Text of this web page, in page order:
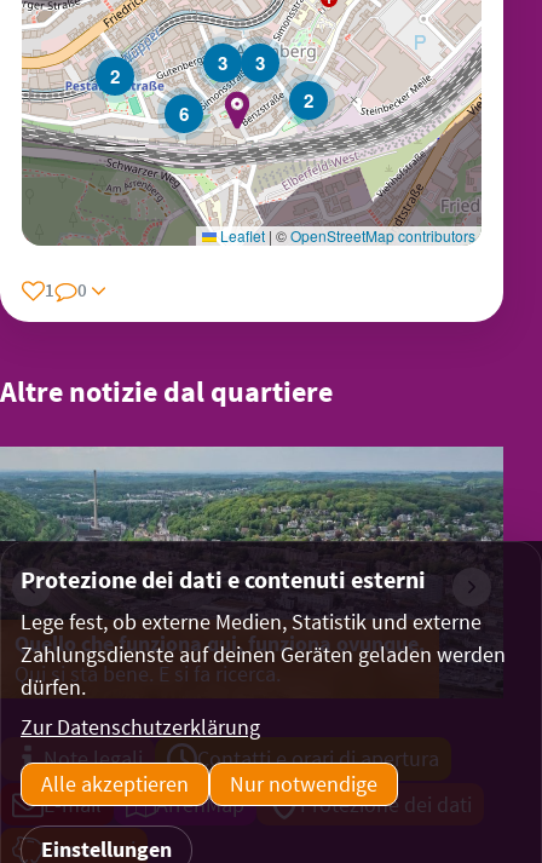
2
3
2
3
6
Leaflet | ©OpenStreetMap contributors
1 0
Altre notizie dal quartiere
Quello che funziona qui, funziona ovunque.
Qui si sta bene. E si fa ricerca.
Note legali
Contatti e orari di apertura
E-mail
ArrenMap
Protezione dei dati
Donazioni
Protezione dei dati e contenuti esterni
Lege fest, ob externe Medien, Statistik und externe
Zahlungsdienste auf deinen Geräten geladen werden
dürfen.
Zur Datenschutzerklärung
Alle akzeptieren Nur notwendige
Einstellungen